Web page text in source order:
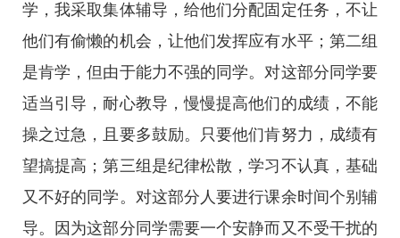
学，我采取集体辅导，给他们分配固定任务，不让
他们有偷懒的机会，让他们发挥应有水平；第二组
是肯学，但由于能力不强的同学。对这部分同学要
适当引导，耐心教导，慢慢提高他们的成绩，不能
操之过急，且要多鼓励。只要他们肯努力，成绩有
望搞提高；第三组是纪律松散，学习不认真，基础
又不好的同学。对这部分人要进行课余时间个别辅
导。因为这部分同学需要一个安静而又不受干扰的